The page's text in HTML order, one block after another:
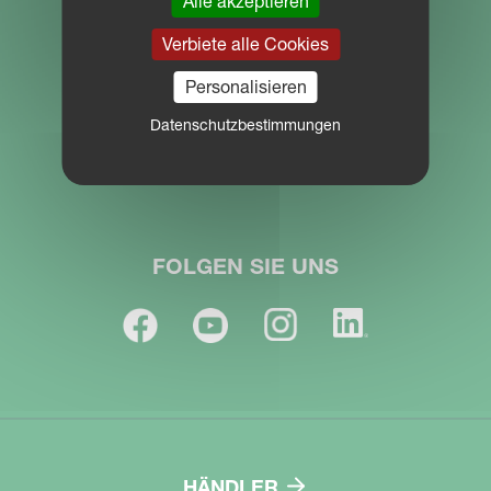
Impressum
FOLGEN SIE UNS
Verbiete alle Cookies
Personalisieren
Datenschutzbestimmungen